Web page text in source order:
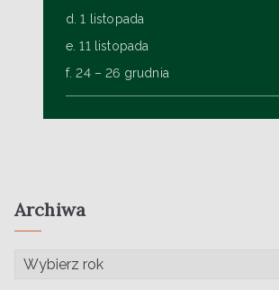
d. 1 listopada
e. 11 listopada
f. 24 – 26 grudnia
Archiwa